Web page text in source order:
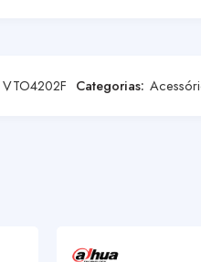
VTO4202F Categorias: